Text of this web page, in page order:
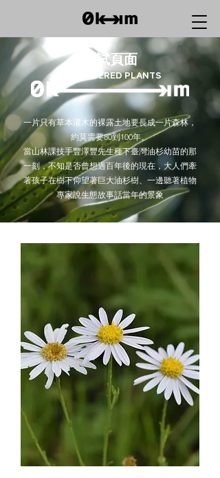
測試頁面
ENDANGERED PLANTS
一片只有草本灌木的裸露土地要長成一片森林，
約莫需要80到100年。
當山林課技手豐澤豐先生種下臺灣油杉幼苗的那
一刻，不知是否曾想過百年後的現在，大人們牽
著孩子在樹下仰望著巨大油杉樹、一邊聽著植物
專家說生態故事話當年的景象